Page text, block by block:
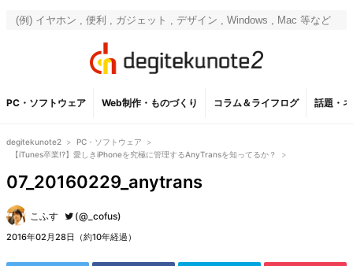
PC・ソフトウェア Web制作・ものづくり コラム＆ライフログ 話題・
degitekunote2 > PC・ソフトウェア
>
【iTunes卒業!?】愛しきiPhoneを究極に管理するAnyTransを知ってるか？
>
07_20160229_anytrans
こふす (@_cofus)
2016年02月28日（約10年経過）